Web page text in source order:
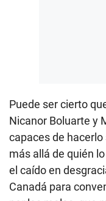
Puede ser cierto
Nicanor Boluarte y
capaces de
más allá de quién
el caído en
Canadá para